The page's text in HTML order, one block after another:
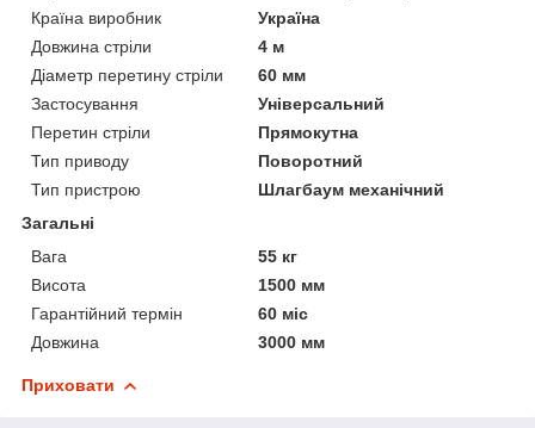
Країна виробник
Україна
Довжина стріли
4 м
Діаметр перетину стріли
60 мм
Застосування
Універсальний
Перетин стріли
Прямокутна
Тип приводу
Поворотний
Тип пристрою
Шлагбаум механічний
Загальні
Вага
55 кг
Висота
1500 мм
Гарантійний термін
60 міс
Довжина
3000 мм
Приховати